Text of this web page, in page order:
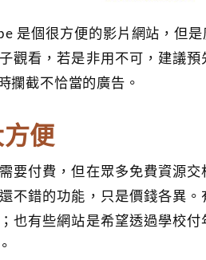
是個很方便的影片網站，但
觀看，若是非用不可，建議
攔截不恰當的廣告。
便
要付費，但在眾多免費資源
不錯的功能，只是價錢各異
也有些網站是希望透過學校